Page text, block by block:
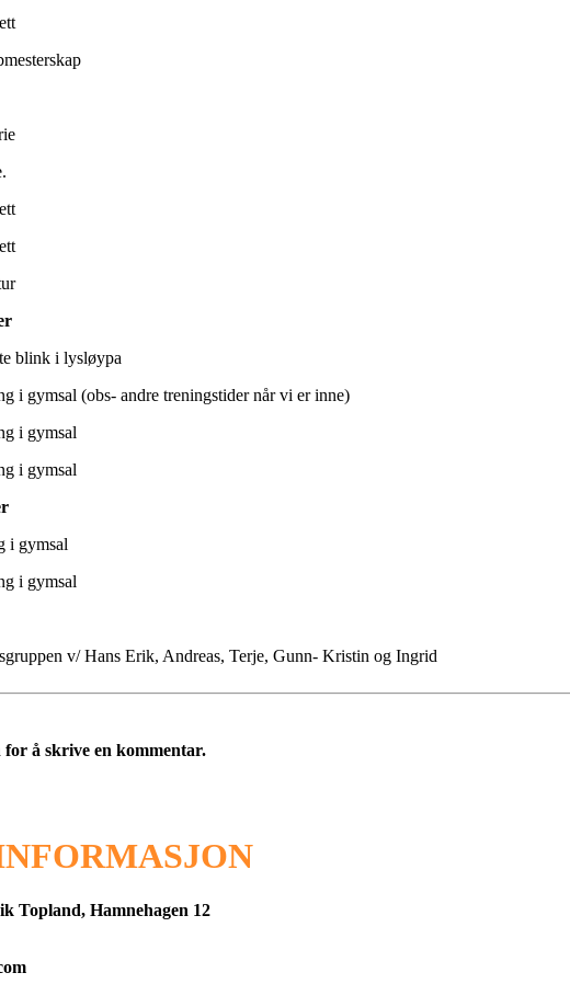
blink i lysløypa
i gymsal (obs- andre treningstider når vi er inne)
i gymsal
i gymsal
i gymsal
i gymsal
v/ Hans Erik, Andreas, Terje, Gunn- Kristin og Ingrid
å skrive en kommentar.
Topland, Hamnehagen 12